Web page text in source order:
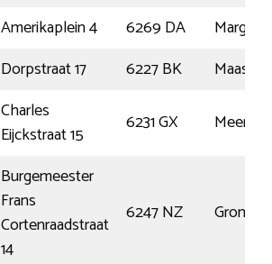
Amerikaplein 4 6269 DA
Dorpstraat 17 6227 BK
Charles
Eijckstraat 15
6231 GX
Burgemeester
Frans
Cortenraadstraat
14
6247 NZ